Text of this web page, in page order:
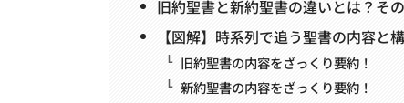
旧約聖書と新約聖書の違いとは？そ
【図解】時系列で追う聖書の内容と
旧約聖書の内容をざっくり要約！
新約聖書の内容をざっくり要約！